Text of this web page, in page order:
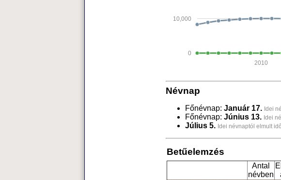
0
10,000
2010
Névnap
Főnévnap: Január 17. Idei
Főnévnap: Június 13. Idei
Július 5. Idei névnaptól elmult
Betűelemzés
Antal
névben